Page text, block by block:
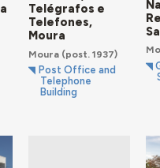
Telégrafos e
Telefones,
Moura
Moura (post. 1937)
Post Office and
Telephone
Building